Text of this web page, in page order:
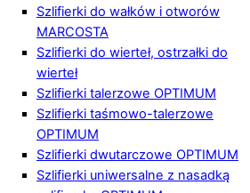
Szlifierki do wałków i otworów
MARCOSTA
Szlifierki do wierteł, ostrzałki do
wierteł
Szlifierki talerzowe OPTIMUM
Szlifierki taśmowo-talerzowe
OPTIMUM
Szlifierki dwutarczowe OPTIMUM
Szlifierki uniwersalne z nasadką